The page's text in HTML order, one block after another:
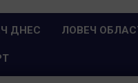
ДНЕС ЛОВЕЧ